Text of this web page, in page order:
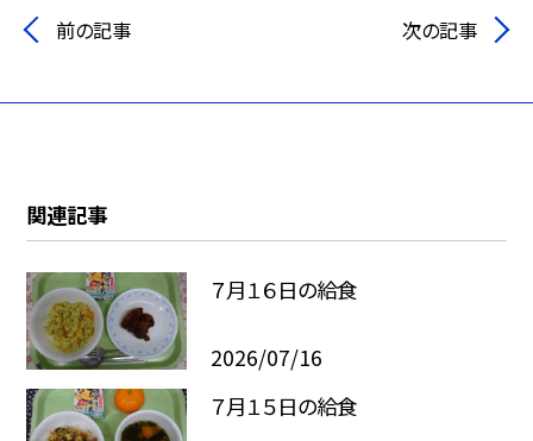
前の記事 次の記事
関連記事
７月１６日の給食
2026/07/16
７月１５日の給食